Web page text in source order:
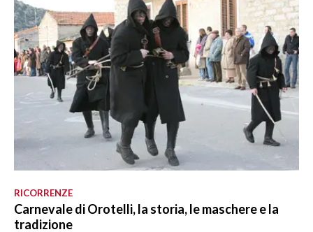
RICORRENZE
Carnevale di Orotelli, la storia, le maschere e la
tradizione